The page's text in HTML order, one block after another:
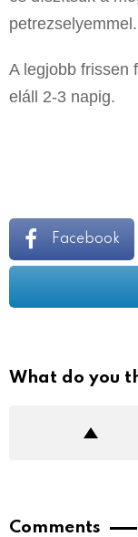
petrezselyemmel.
A legjobb frissen
eláll 2-3 napig.
Facebook
What do you
Comments